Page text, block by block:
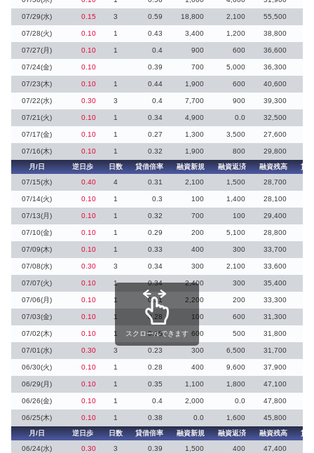
07/29(水) 0.15 3 0.59 18,800 2,100 55,500
07/28(火) 0.10 1 0.43 3,400 1,200 38,800
07/27(月) 0.10 1 0.4 900 600 36,600
07/24(金) 0.10 0.39 700 5,000 36,300
07/23(木) 0.10 1 0.44 1,900 600 40,600
07/22(水) 0.30 3 0.4 7,700 900 39,300
07/21(火) 0.10 1 0.34 4,900 0.0 32,500
07/17(金) 0.10 1 0.27 1,300 3,500 27,600
07/16(木) 0.10 1 0.32 1,900 800
29,800
月/日
逆日歩 日数 貸借倍率 融資新規 融資返済 融資残高
貸
07/15(水)
0.40 4 0.31 2,100 1,500 28,700
07/14(火) 0.10 1 0.3 100 1,400 28,100
07/13(月) 0.10 1 0.32 700 100 29,400
07/10(金) 0.10 1 0.29 200 5,100 28,800
07/09(木) 0.10 1 0.33 400 300 33,700
07/08(水) 0.30 3 0.34 300 2,100 33,600
07/07(火) 0.10 1 0.34 2,400 300 35,400
07/06(月) 0.10 1 0.31 2,200 200 33,300
07/03(金) 0.10 1 0.28 100 600 31,300
07/02(木) 0.10 1 0.28 600 500 31,800
07/01(水) 0.30 3 0.23 300 6,500 31,700
06/30(火) 0.10 1 0.28 400 9,600 37,900
06/29(月) 0.10 1 0.35 1,100 1,800 47,100
06/26(金) 0.10 1 0.4 2,000 0.0 47,800
06/25(木) 0.10 1 0.38 0.0 1,600
45,800
月/日
逆日歩 日数 貸借倍率 融資新規 融資返済 融資残高
貸
06/24(水)
0.30 3 0.39 1,500 400 47,400
スクロールできます